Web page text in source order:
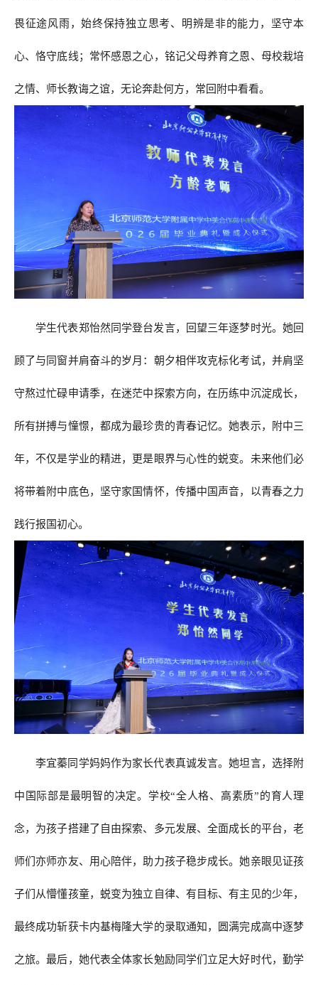
畏征途风雨，始终保持独立思考、明辨是非的能力，坚守本
心、恪守底线；常怀感恩之心，铭记父母养育之恩、母校栽培
之情、师长教诲之谊，无论奔赴何方，常回附中看看。
学生代表郑怡然同学登台发言，回望三年逐梦时光。她回
顾了与同窗并肩奋斗的岁月：朝夕相伴攻克标化考试，并肩坚
守熬过忙碌申请季，在迷茫中探索方向，在历练中沉淀成长，
所有拼搏与憧憬，都成为最珍贵的青春记忆。她表示，附中三
年，不仅是学业的精进，更是眼界与心性的蜕变。未来他们必
将带着附中底色，坚守家国情怀，传播中国声音，以青春之力
践行报国初心。
李宜蓁同学妈妈作为家长代表真诚发言。她坦言，选择附
中国际部是最明智的决定。学校“全人格、高素质”的育人理
念，为孩子搭建了自由探索、多元发展、全面成长的平台，老
师们亦师亦友、用心陪伴，助力孩子稳步成长。她亲眼见证孩
子们从懵懂孩童，蜕变为独立自律、有目标、有主见的少年，
最终成功斩获卡内基梅隆大学的录取通知，圆满完成高中逐梦
之旅。最后，她代表全体家长勉励同学们立足大好时代，勤学